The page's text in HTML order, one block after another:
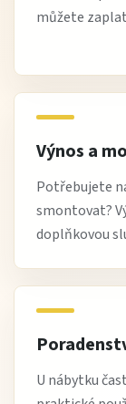
můžete
Výnos a
Potřebujete
smontovat?
doplňkovou
U nábytku